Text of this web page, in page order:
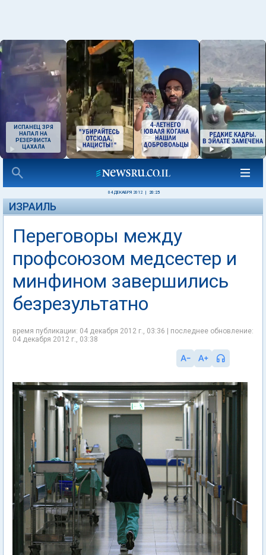
ИСПАНЕЦ ЗРЯ
НАПАЛ НА
РЕЗЕРВИСТА
ЦАХАЛА
04 ДЕКАБРЯ 2012 20:25
ИЗРАИЛЬ
Переговоры между
профсоюзом медсестер и
минфином завершились
безрезультатно
время публикации: 04 декабря 2012 г., 03:36 | последнее обновление:
04 декабря 2012 г., 03:38